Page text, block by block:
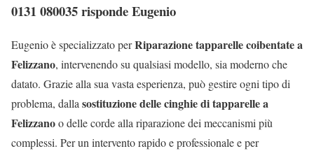
0131 080035 risponde Eugenio
Eugenio è specializzato perRiparazione tapparelle coibentate a
Felizzano, intervenendo su qualsiasi modello, sia moderno che
datato. Grazie alla sua vasta esperienza, può gestire ogni tipo di
problema, dallasostituzione delle cinghie di tapparelle a
Felizzanoo delle corde alla riparazione dei meccanismi più
complessi. Per un intervento rapido e professionale e per